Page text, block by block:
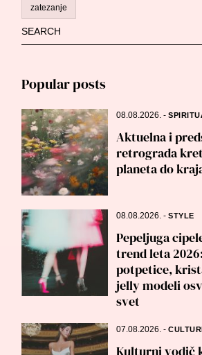
Search
for:
Popular posts
08.08.2026.-
Aktuelna i
retrograda
planeta do
08.08.2026.-STYLE
Pepeljuga
trend leta
potpetice,
jelly modeli
svet
07.08.2026.-
Kulturni vodič
zatezanje